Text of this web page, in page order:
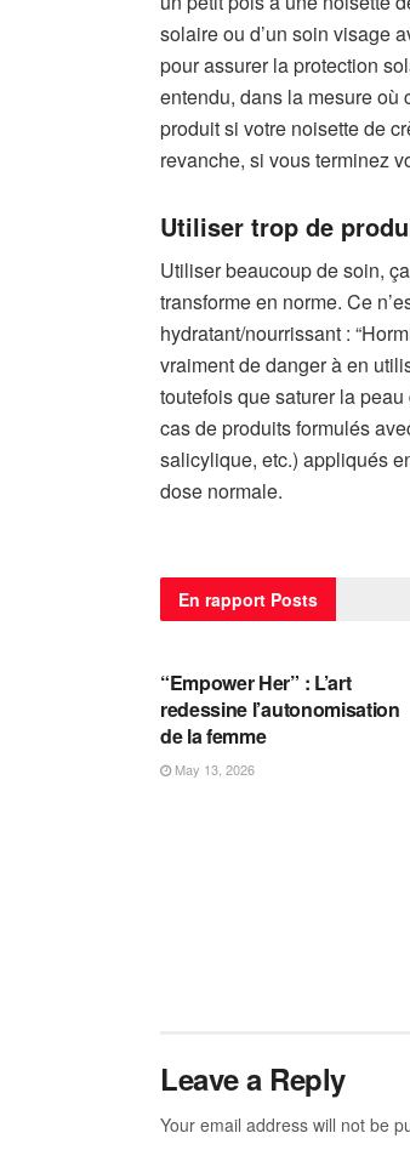
solaire ou d’un soin visage
pour assurer la protection
entendu, dans la mesure où
produit si votre noisette de
revanche, si vous terminez
Utiliser trop de
Utiliser beaucoup de soin,
transforme en norme. Ce
hydratant/nourrissant :
vraiment de danger à en
toutefois que saturer la
cas de produits formulés
salicylique, etc.) appliqués
dose normale.
En rapport Posts
“Empower Her” : L’art
redessine l’autonomisation
de la femme
May 13, 2026
Leave a Reply
Your email address will not be